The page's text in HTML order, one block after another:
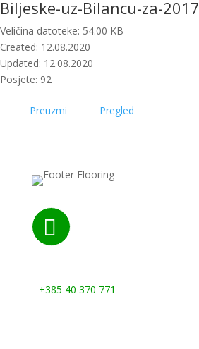
Biljeske-uz-Bilancu-za-2017
Veličina datoteke: 54.00 KB
Created: 12.08.2020
Updated: 12.08.2020
Posjete: 92
Preuzmi Pregled

+385 40 370 771